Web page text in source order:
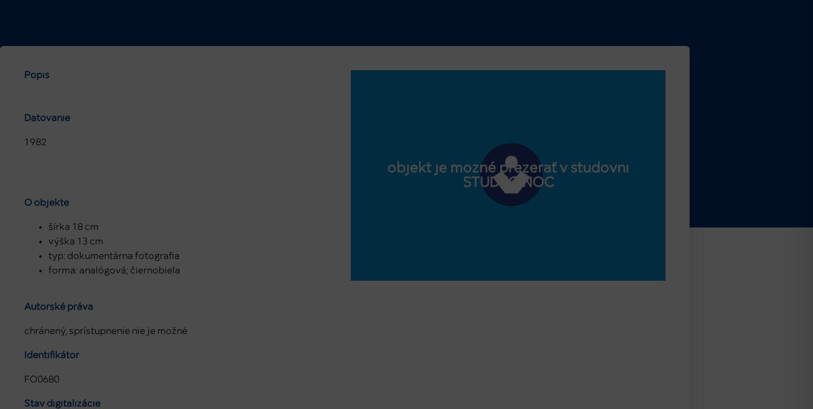
Popis
Datovanie
1982
O objekte
šírka 18 cm
výška 13 cm
typ: dokumentárna fotografia
forma: analógová; čiernobiela
Autorské práva
chránený, sprístupnenie nie je možné
Identifikátor
FO0680
Stav digitalizácie
objekt je možné prezerať v študovni
STUDEO.NOC